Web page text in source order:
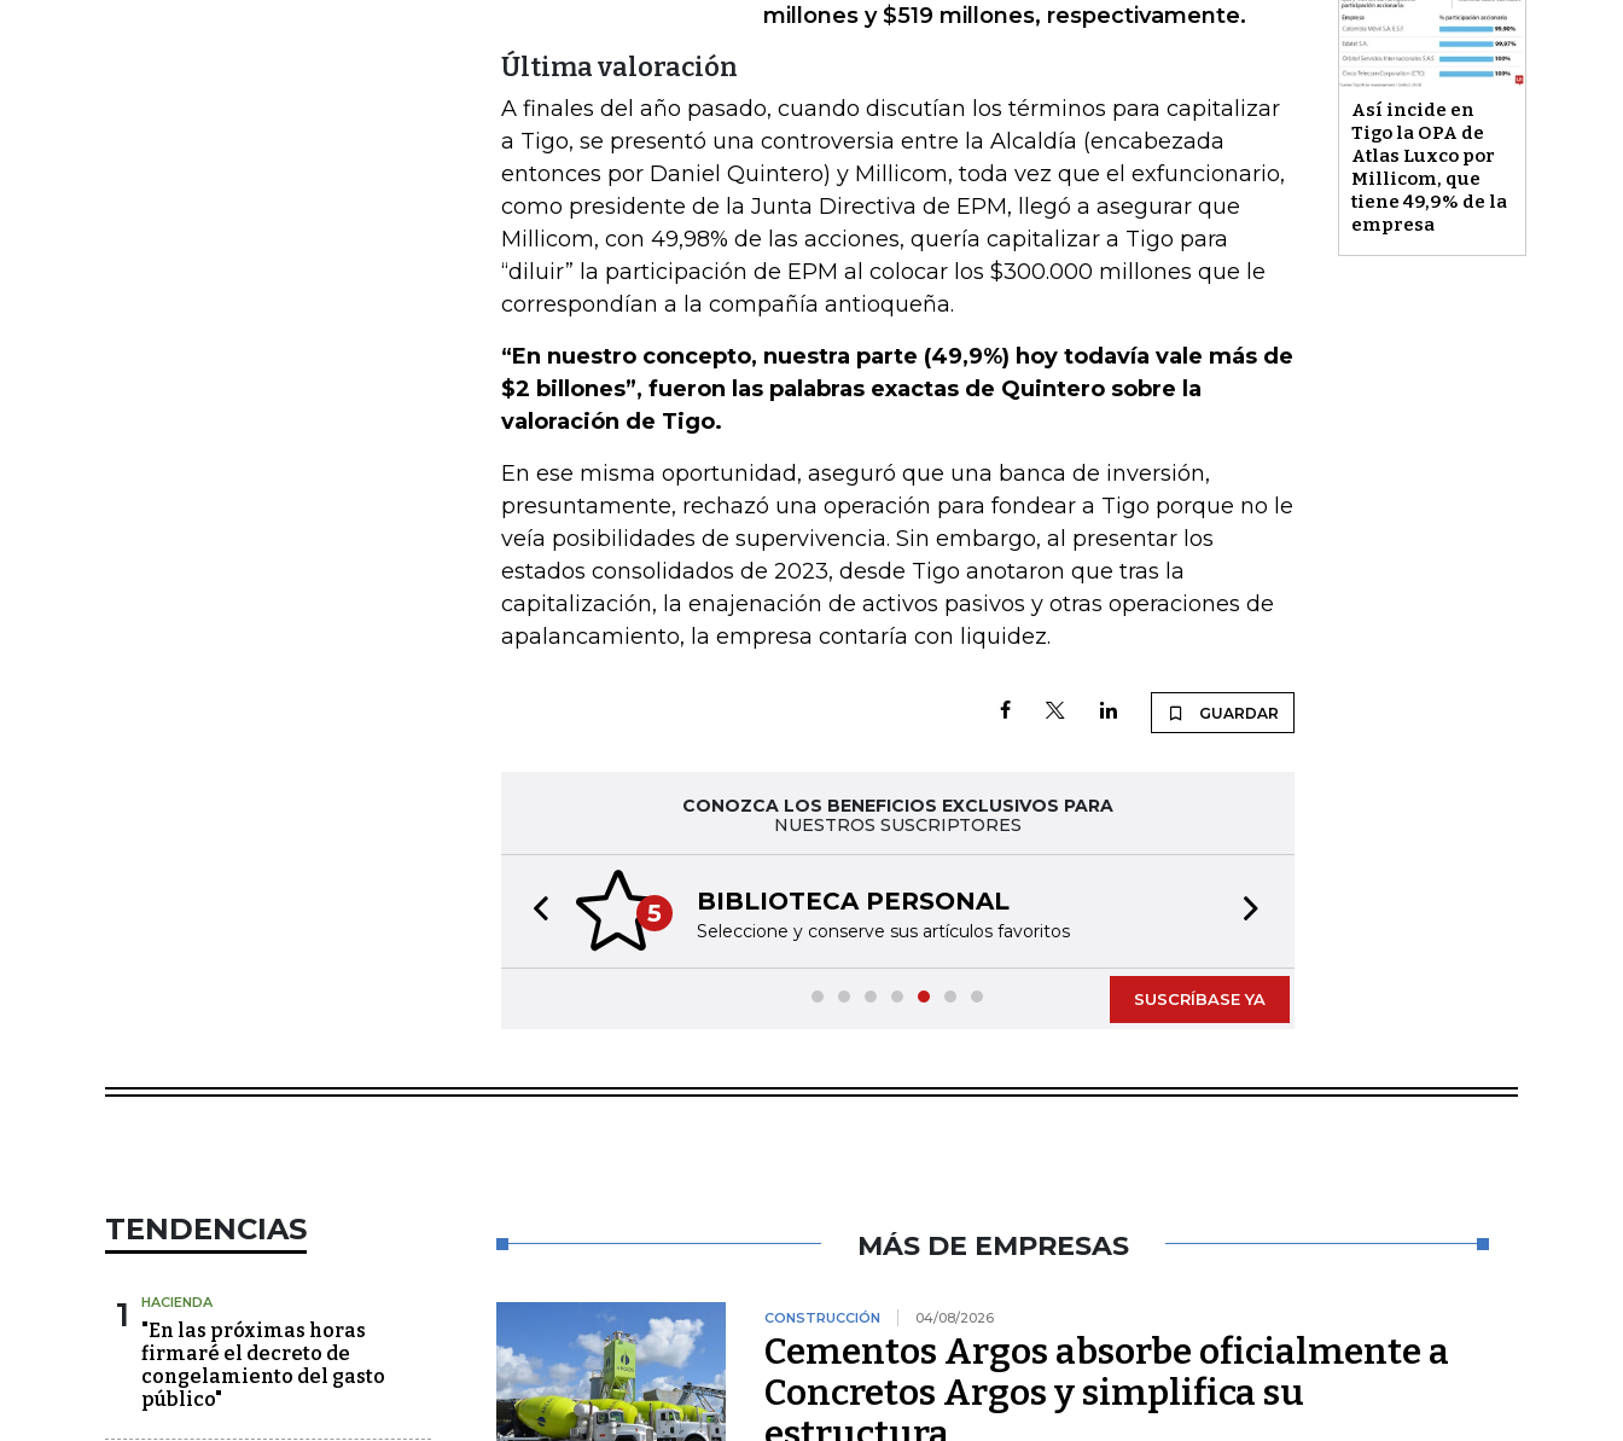
Así incide en
Tigo la OPA de
Atlas Luxco por
Millicom, que
tiene 49,9% de la
empresa
millones y $519 millones, respectivamente.
Última valoración
A finales del año pasado, cuando discutían los términos para capitalizar
a Tigo, se presentó una controversia entre la Alcaldía (encabezada
entonces por Daniel Quintero) y Millicom, toda vez que el exfuncionario,
como presidente de la Junta Directiva de EPM, llegó a asegurar que
Millicom, con 49,98% de las acciones, quería capitalizar a Tigo para
“diluir” la participación de EPM al colocar los $300.000 millones que le
correspondían a la compañía antioqueña.
“En nuestro concepto, nuestra parte (49,9%) hoy todavía vale más de
$2 billones”, fueron las palabras exactas de Quintero sobre la
valoración de Tigo.
En ese misma oportunidad, aseguró que una banca de inversión,
presuntamente, rechazó una operación para fondear a Tigo porque no le
veía posibilidades de supervivencia. Sin embargo, al presentar los
estados consolidados de 2023, desde Tigo anotaron que tras la
capitalización, la enajenación de activos pasivos y otras operaciones de
apalancamiento, la empresa contaría con liquidez.
GUARDAR
CONOZCA LOS BENEFICIOS EXCLUSIVOS PARA
NUESTROS SUSCRIPTORES
5 BIBLIOTECA PERSONAL
Seleccione y conserve sus artículos favoritos
Previous slide
SUSCRÍBASE YA
TENDENCIAS
1 HACIENDA
"En las próximas horas
firmaré el decreto de
congelamiento del gasto
público"
MÁS DE EMPRESAS
CONSTRUCCIÓN 04/08/2026
Cementos Argos absorbe oficialmente a
Concretos Argos y simplifica su